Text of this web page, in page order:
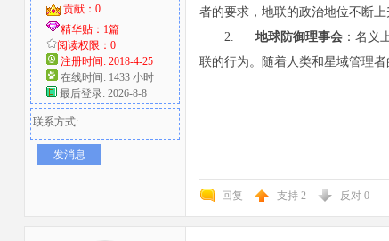
贡献：0
精华贴：1篇
阅读权限：0
注册时间: 2018-4-25
在线时间: 1433 小时
最后登录: 2026-8-8
联系方式:
发消息
者的要求，地联的政治地位不断
2. 地球防御理事会：名义
联的行为。随着人类和星域管理
回复 支持 2 反对 0